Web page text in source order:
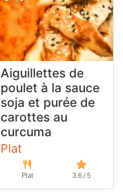
Aiguillettes de
poulet à la sauce
soja et purée de
carottes au
curcuma
Plat
Plat 3.6 / 5